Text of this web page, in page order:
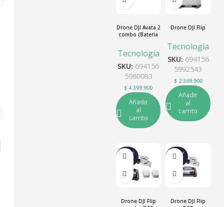
Drone DJI Avata 2
combo (Batería
Tecnología
SKU: 694156
5980083
$ 4.399.900
Añadir
al
carrito
Drone DJI Flip
Tecnología
SKU: 694156
5992543
$2.369.900
Añadir
al
carrito
NUEV
O
Drone DJI Flip
NUEV
O
Drone DJI Flip